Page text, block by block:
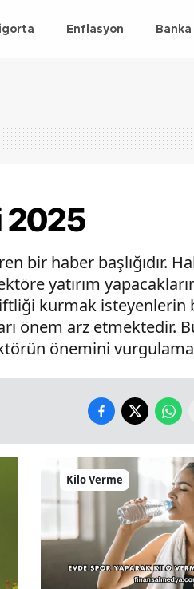
Enflasyon Banka
2025
bir haber başlığıdır.
yatırım
kurmak isteyenlerin
önem arz etmektedir.
önemini
Kilo Verme